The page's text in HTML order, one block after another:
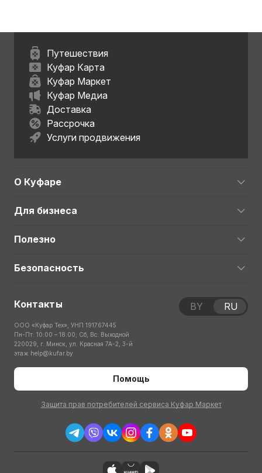
Путешествия
Куфар Карта
Куфар Маркет
Куфар Медиа
Доставка
Рассрочка
Услуги продвижения
О Куфаре
Для бизнеса
Полезно
Безопасность
Контакты
ООО «Куфар Тех», УНП 191767445
Пн-Пт: 10:00 – 18:00; Сб, Вс: Выходной
220029, г. Минск, ул. Красная 7А-2, 3-й
этаж help@kufar.by
Помощь
Защита прав потребителей сервиса Куфар Маркет
BY RU